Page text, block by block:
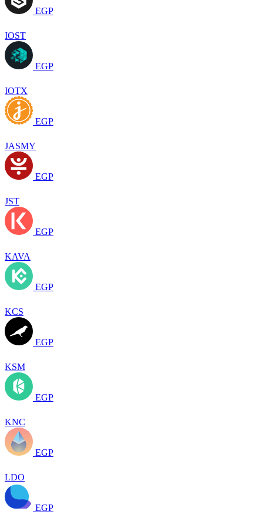
EGP
IOST
EGP
IOTX
EGP
JASMY
EGP
JST
EGP
KAVA
EGP
KCS
EGP
KSM
EGP
KNC
EGP
LDO
EGP